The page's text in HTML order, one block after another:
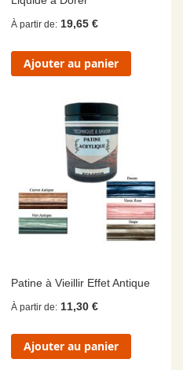
À partir de 19,65 €
Ajouter au panier
Patine à Vieillir Effet Antique
À partir de 11,30 €
Ajouter au panier